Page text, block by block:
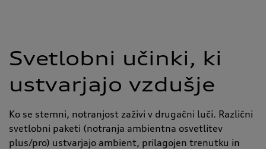
Svetlobni učinki, ki
ustvarjajo vzdušje
Ko se stemni, notranjost zaživi v drugačni luči. Različni
svetlobni paketi (notranja ambientna osvetlitev
plus/pro) ustvarjajo ambient, prilagojen trenutku in